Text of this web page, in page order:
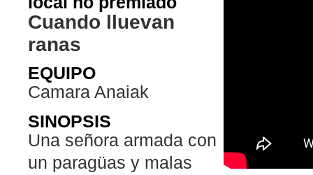
Cuando lluevan
ranas
EQUIPO
Camara Anaiak
SINOPSIS
Una señora armada con
un paragüas y malas